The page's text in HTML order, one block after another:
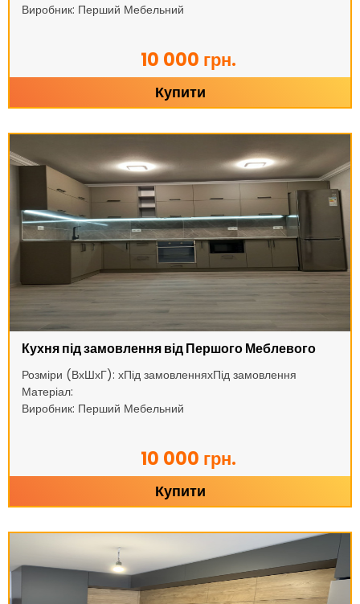
Виробник: Перший Мебельний
10 000 грн.
Купити
Кухня під замовлення від Першого Меблевого
Розміри (ВхШхГ): хПід замовленняхПід замовлення
Матеріал:
Виробник: Перший Мебельний
10 000 грн.
Купити